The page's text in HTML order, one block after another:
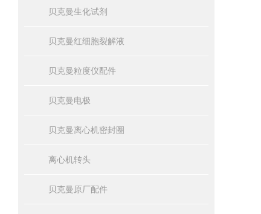
贝克曼生化试剂
贝克曼红细胞裂解液
贝克曼粒度仪配件
贝克曼电极
贝克曼离心机密封圈
离心机转头
贝克曼原厂配件